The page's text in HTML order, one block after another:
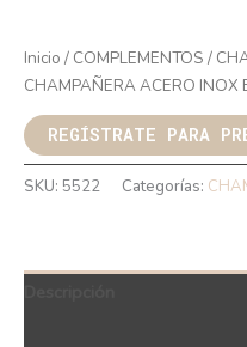
Inicio / COMPLEMENTOS /
CHAMPAÑERA ACERO
REGÍSTRATE PARA
SKU: 5522 Categorías: